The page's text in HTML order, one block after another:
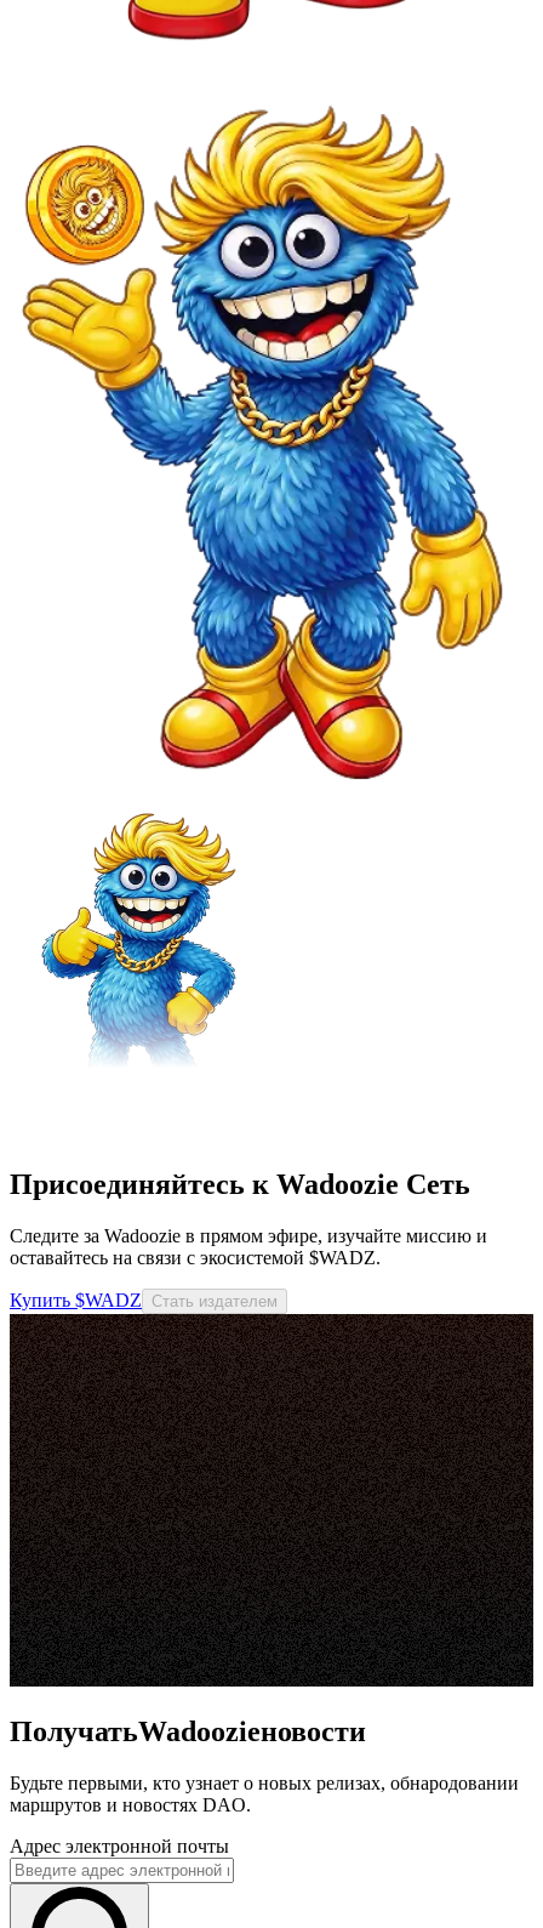
Присоединяйтесь к Wadoozie Сеть
Следите за Wadoozie в прямом эфире, изучайте миссию и
оставайтесь на связи с экосистемой $WADZ.
Купить $WADZ Стать издателем
ПолучатьWadoozieновости
Будьте первыми, кто узнает о новых релизах, обнародовании
маршрутов и новостях DAO.
Адрес электронной почты